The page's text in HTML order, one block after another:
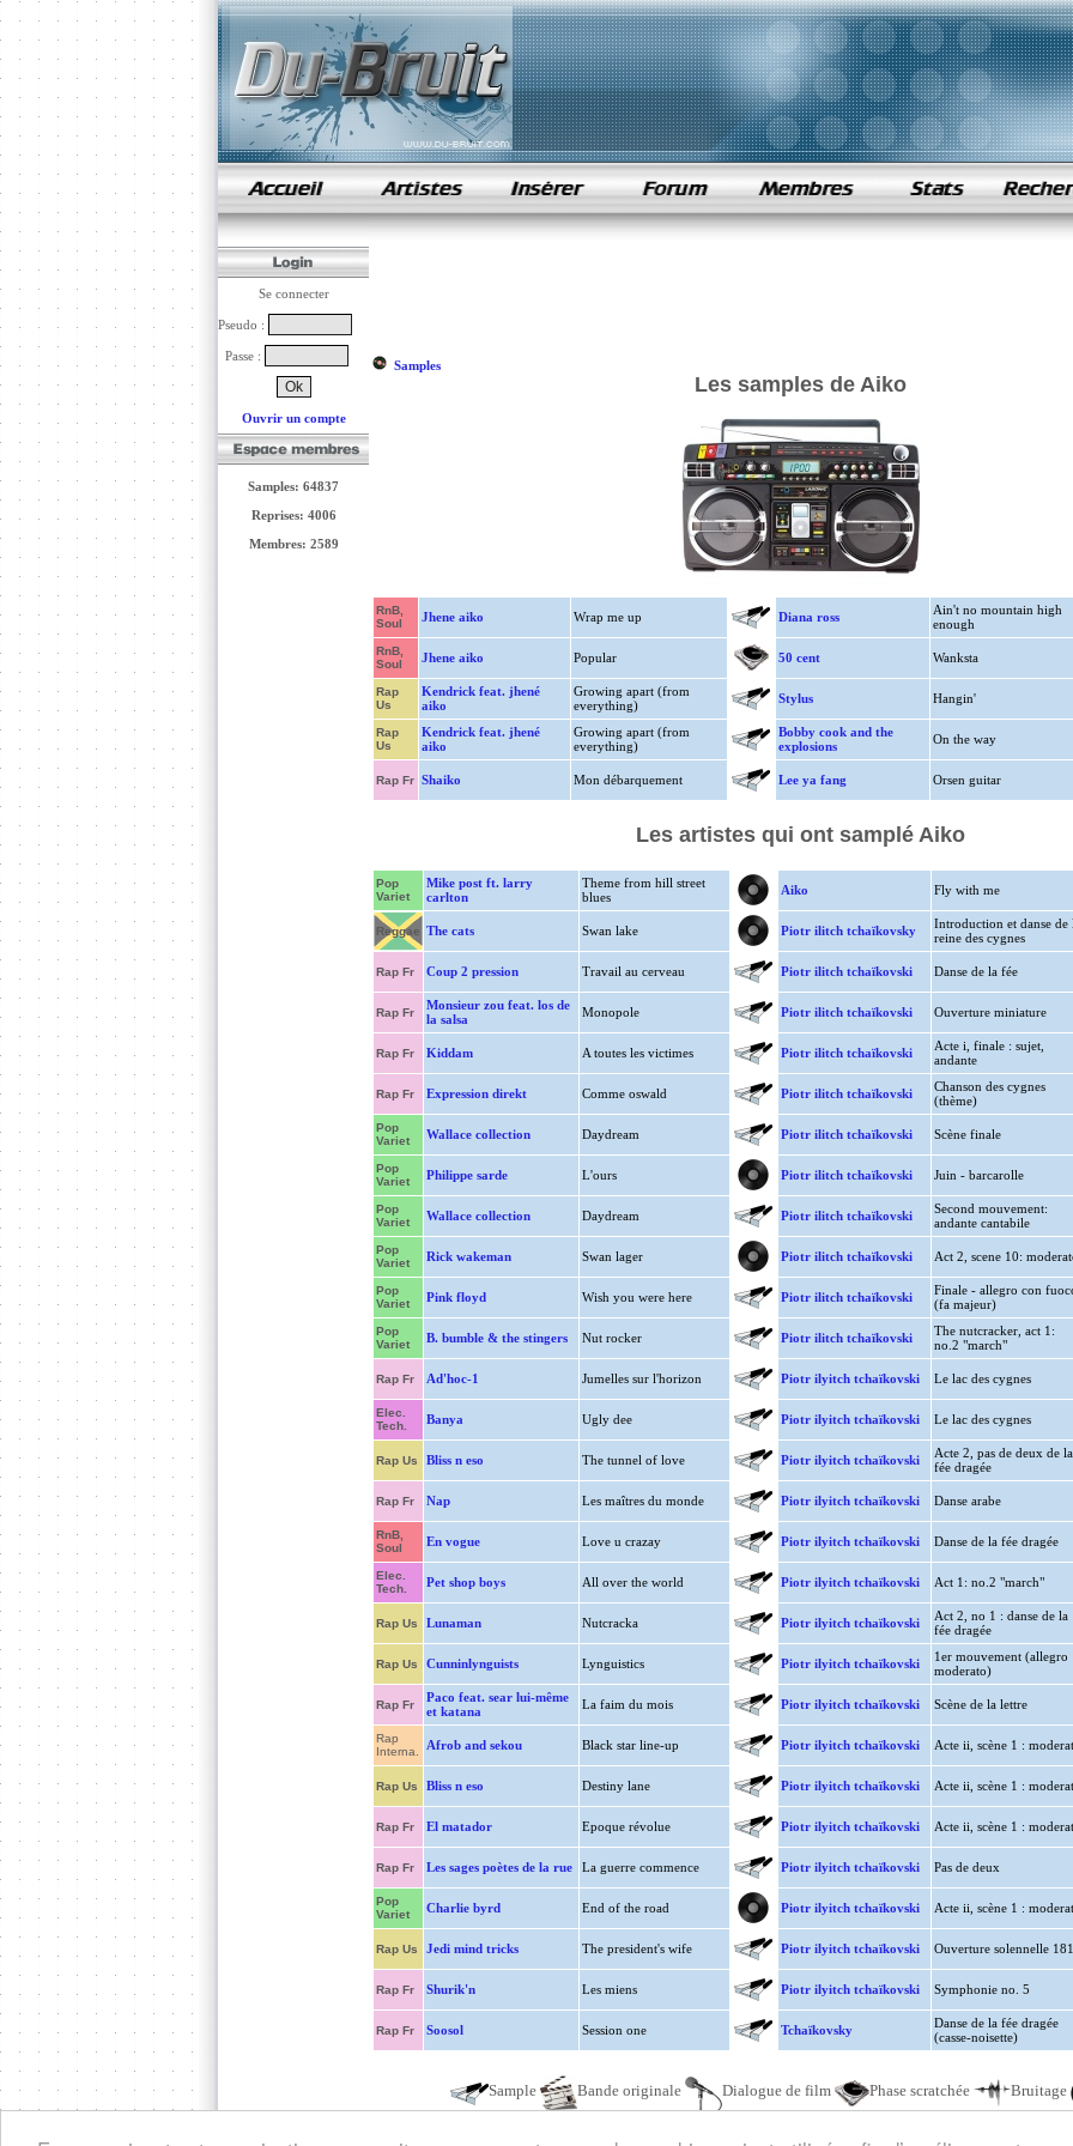
samples de rap
Se connecter
Pseudo :
Passe :
Ouvrir un compte
Samples: 64837
Reprises: 4006
Membres: 2589
Samples
Les samples de Aiko
RnB,
Soul
Jhene aiko Wrap me up Diana ross
Ain't no mountain high
enough
RnB,
Soul
Jhene aiko Popular 50 cent Wanksta
Rap
Us
Kendrick feat. jhené
aiko
Growing apart (from
everything)
Stylus Hangin'
Rap
Us
Kendrick feat. jhené
aiko
Growing apart (from
everything)
Bobby cook and the
explosions
On the way
Rap Fr Shaiko Mon débarquement Lee ya fang Orsen guitar
Les artistes qui ont samplé Aiko
Pop
Variet
Mike post ft. larry
carlton
Theme from hill street
blues
Aiko Fly with me
Reggae The cats Swan lake Piotr ilitch tchaïkovsky
Introduction et danse de
reine des cygnes
Rap Fr Coup 2 pression Travail au cerveau Piotr ilitch tchaïkovski Danse de la fée
Rap Fr
Monsieur zou feat. los de
la salsa
Monopole Piotr ilitch tchaïkovski Ouverture miniature
Rap Fr Kiddam A toutes les victimes Piotr ilitch tchaïkovski
Acte i, finale : sujet,
andante
Rap Fr Expression direkt Comme oswald Piotr ilitch tchaïkovski
Chanson des cygnes
(thème)
Pop
Variet
Wallace collection Daydream Piotr ilitch tchaïkovski Scène finale
Pop
Variet
Philippe sarde L'ours Piotr ilitch tchaïkovski Juin - barcarolle
Pop
Variet
Wallace collection Daydream Piotr ilitch tchaïkovski
Second mouvement:
andante cantabile
Pop
Variet
Rick wakeman Swan lager Piotr ilitch tchaïkovski Act 2, scene 10:
Pop
Variet
Pink floyd Wish you were here Piotr ilitch tchaïkovski
Finale - allegro con
(fa majeur)
Pop
Variet
B. bumble & the stingers Nut rocker Piotr ilitch tchaïkovski
The nutcracker, act 1:
no.2 "march"
Rap Fr Ad'hoc-1 Jumelles sur l'horizon Piotr ilyitch tchaïkovski Le lac des cygnes
Elec.
Tech.
Banya Ugly dee Piotr ilyitch tchaïkovski Le lac des cygnes
Rap Us Bliss n eso The tunnel of love Piotr ilyitch tchaïkovski
Acte 2, pas de deux de la
fée dragée
Rap Fr Nap Les maîtres du monde Piotr ilyitch tchaïkovski Danse arabe
RnB,
Soul
En vogue Love u crazay Piotr ilyitch tchaïkovski Danse de la fée dragée
Elec.
Tech.
Pet shop boys All over the world Piotr ilyitch tchaïkovski Act 1: no.2 "march"
Rap Us Lunaman Nutcracka Piotr ilyitch tchaïkovski
Act 2, no 1 : danse de la
fée dragée
Rap Us Cunninlynguists Lynguistics Piotr ilyitch tchaïkovski
1er mouvement (allegro
moderato)
Rap Fr
Paco feat. sear lui-même
et katana
La faim du mois Piotr ilyitch tchaïkovski Scène de la lettre
Rap
Interna.
Afrob and sekou Black star line-up Piotr ilyitch tchaïkovski Acte ii, scène 1 :
Rap Us Bliss n eso Destiny lane Piotr ilyitch tchaïkovski Acte ii, scène 1 :
Rap Fr El matador Epoque révolue Piotr ilyitch tchaïkovski Acte ii, scène 1 :
Rap Fr Les sages poètes de la rue La guerre commence Piotr ilyitch tchaïkovski Pas de deux
Pop
Variet
Charlie byrd End of the road Piotr ilyitch tchaïkovski Acte ii, scène 1 :
Rap Us Jedi mind tricks The president's wife Piotr ilyitch tchaïkovski Ouverture solennelle
Rap Fr Shurik'n Les miens Piotr ilyitch tchaïkovski Symphonie no. 5
Rap Fr Soosol Session one Tchaïkovsky
Danse de la fée dragée
(casse-noisette)
Sample Bande originale Dialogue de film Phase scratchée Bruitage